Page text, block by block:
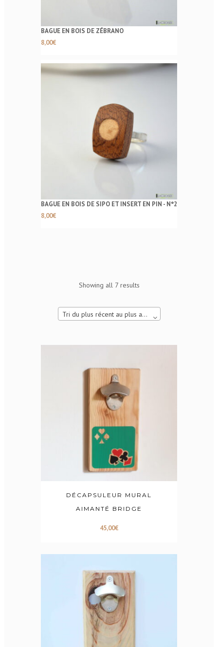
BAGUE EN BOIS DE ZÉBRANO
8,00€
BAGUE EN BOIS DE SIPO ET INSERT EN PIN - N°2
8,00€
Showing all 7 results
Tri du plus récent au plus ancien
DÉCAPSULEUR MURAL
AIMANTÉ BRIDGE
45,00€